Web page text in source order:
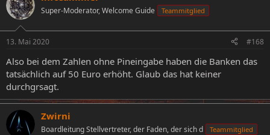
Super-Moderator, Welcome Guide Teammitglied
13. Mai 2020 #168
Also bei dem Zahlen ohne Pineingabe haben die Banken das
tatsächlich auf 50 Euro erhöht. Glaub das hat keiner
durchgrsagt.
Zwirni
Boardleitung Stellvertreter, der Faden, der sich d Teammitglied